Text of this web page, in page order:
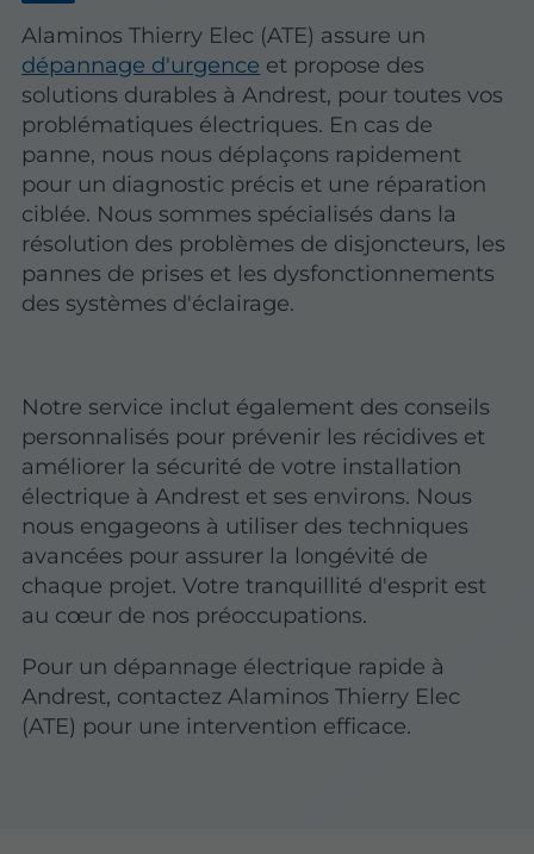
Alaminos Thierry Elec (ATE) assure un
dépannage d'urgence et propose des
solutions durables à Andrest, pour toutes vos
problématiques électriques. En cas de
panne, nous nous déplaçons rapidement
pour un diagnostic précis et une réparation
ciblée. Nous sommes spécialisés dans la
résolution des problèmes de disjoncteurs, les
pannes de prises et les dysfonctionnements
des systèmes d'éclairage.
Notre service inclut également des conseils
personnalisés pour prévenir les récidives et
améliorer la sécurité de votre installation
électrique à Andrest et ses environs. Nous
nous engageons à utiliser des techniques
avancées pour assurer la longévité de
chaque projet. Votre tranquillité d'esprit est
au cœur de nos préoccupations.
Pour un dépannage électrique rapide à
Andrest, contactez Alaminos Thierry Elec
(ATE) pour une intervention efficace.